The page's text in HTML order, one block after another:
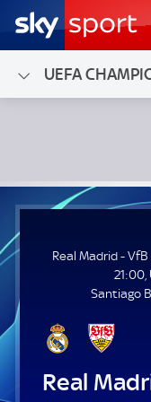
UEFA
Real Madrid - VfB
Real Madrid -
21:00,
Santiago
Real